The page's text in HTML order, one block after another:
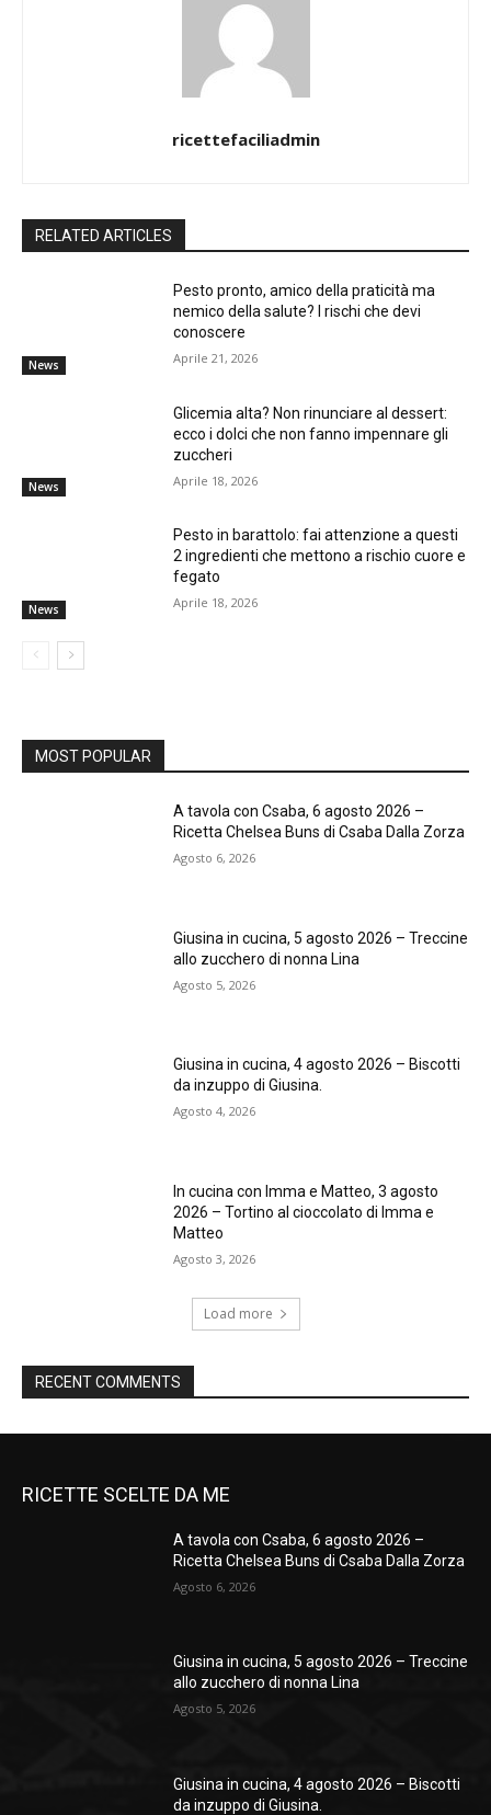
ricettefaciliadmin
RELATED ARTICLES
News
Pesto pronto, amico della praticità ma
nemico della salute? I rischi che devi
conoscere
Aprile 21, 2026
News
Glicemia alta? Non rinunciare al dessert:
ecco i dolci che non fanno impennare gli
zuccheri
Aprile 18, 2026
News
Pesto in barattolo: fai attenzione a questi
2 ingredienti che mettono a rischio cuore e
fegato
Aprile 18, 2026
MOST POPULAR
A tavola con Csaba, 6 agosto 2026 –
Ricetta Chelsea Buns di Csaba Dalla Zorza
Agosto 6, 2026
Giusina in cucina, 5 agosto 2026 – Treccine
allo zucchero di nonna Lina
Agosto 5, 2026
Giusina in cucina, 4 agosto 2026 – Biscotti
da inzuppo di Giusina.
Agosto 4, 2026
In cucina con Imma e Matteo, 3 agosto
2026 – Tortino al cioccolato di Imma e
Matteo
Agosto 3, 2026
Load more
RECENT COMMENTS
RICETTE SCELTE DA ME
A tavola con Csaba, 6 agosto 2026 –
Ricetta Chelsea Buns di Csaba Dalla Zorza
Agosto 6, 2026
Giusina in cucina, 5 agosto 2026 – Treccine
allo zucchero di nonna Lina
Agosto 5, 2026
Giusina in cucina, 4 agosto 2026 – Biscotti
da inzuppo di Giusina.